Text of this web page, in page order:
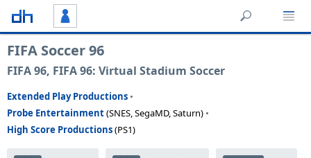
FIFA Soccer 96
FIFA 96, FIFA 96: Virtual Stadium Soccer
Extended Play Productions •
Probe Entertainment(SNES, SegaMD, Saturn) •
High Score Productions(PS1)